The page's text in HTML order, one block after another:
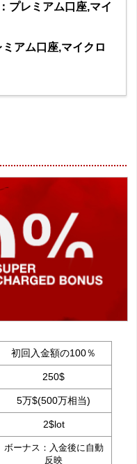
プレミアム口座,マイ
アム口座,マイクロ
初回入金額の100％
250$
5万$(500万相当)
2$lot
ボーナス：入金後に自動
反映